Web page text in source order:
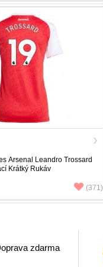
Arsenal Leandro Trossard
Krátký Rukáv
(371)
zdarma